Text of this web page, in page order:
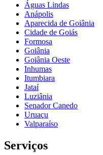
Águas Lindas
Anápolis
Aparecida de Goiânia
Cidade de Goiás
Formosa
Goiânia
Goiânia Oeste
Inhumas
Itumbiara
Jataí
Luziânia
Senador Canedo
Uruaçu
Valparaíso
Serviços